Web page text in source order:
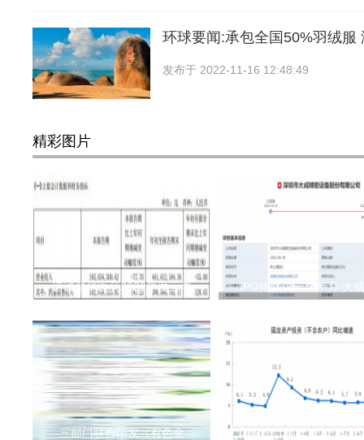
环球要闻:承包全国50%羽绒服
发布于 2022-11-16 12:48:49
精彩图片
诺诚健华医药2022年度三季 IPO排队仅一个半月 大
三部门联合印发《有色金 国家统计局：前10个月